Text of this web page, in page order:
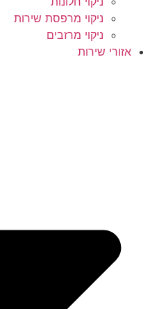
ניקוי מרפסת שירות
ניקוי מרזבים
אזורי שירות